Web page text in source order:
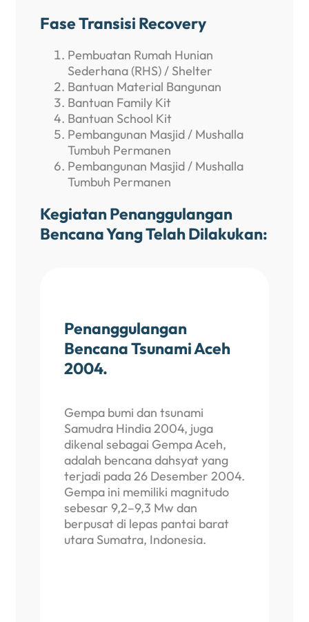
Fase Transisi Recovery
Pembuatan Rumah Hunian
Sederhana (RHS) / Shelter
Bantuan Material Bangunan
Bantuan Family Kit
Bantuan School Kit
Pembangunan Masjid / Mushalla
Tumbuh Permanen
Pembangunan Masjid / Mushalla
Tumbuh Permanen
Kegiatan Penanggulangan
Bencana Yang Telah Dilakukan:
Penanggulangan
Bencana Tsunami Aceh
2004.
Gempa bumi dan tsunami
Samudra Hindia 2004, juga
dikenal sebagai Gempa Aceh,
adalah bencana dahsyat yang
terjadi pada 26 Desember 2004.
Gempa ini memiliki magnitudo
sebesar 9,2–9,3 Mw dan
berpusat di lepas pantai barat
utara Sumatra, Indonesia.